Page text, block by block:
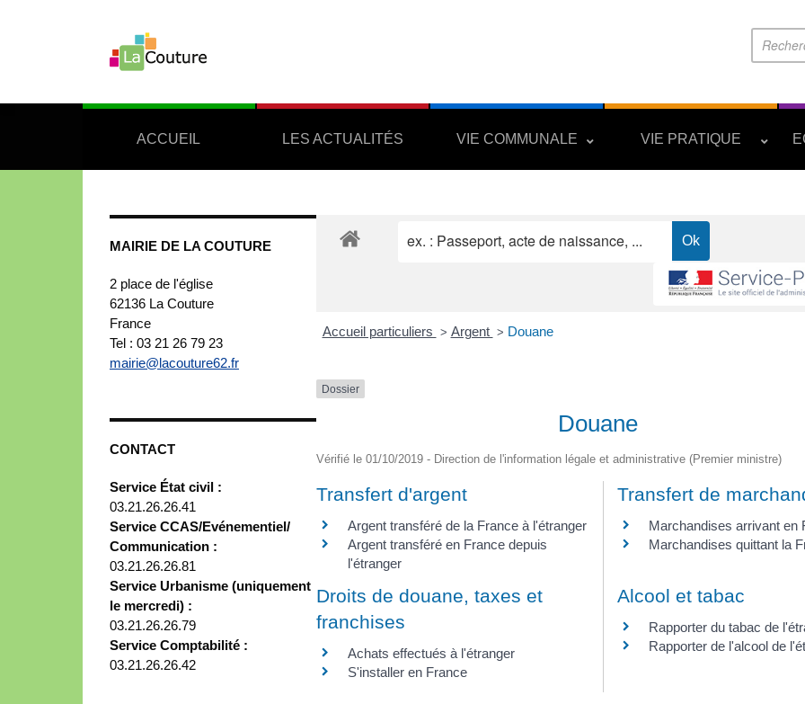
ACCUEIL LES ACTUALITÉS VIE COMMUNALE VIE PRATIQUE
MAIRIE DE LA COUTURE
2 place de l'église
62136 La Couture
France
Tel : 03 21 26 79 23
mairie@lacouture62.fr
CONTACT
Service État civil :
03.21.26.26.41
Service CCAS/Evénementiel/
Communication :
03.21.26.26.81
Service Urbanisme (uniquement
le mercredi) :
03.21.26.26.79
Service Comptabilité :
03.21.26.26.42
Accueil particuliers > Argent > Douane
Dossier
Douane
Vérifié le 01/10/2019 - Direction de l'information légale et administrative (Premier ministre)
Transfert d'argent
Argent transféré de la France à l'étranger
Argent transféré en France depuis
l'étranger
Transfert de
Marchandises arrivant en
Marchandises quittant la
Droits de douane, taxes et
franchises
Achats effectués à l'étranger
S'installer en France
Alcool et tabac
Rapporter du tabac de
Rapporter de l'alcool de